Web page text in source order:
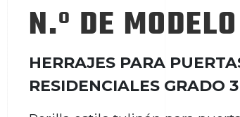
N.º DE MODELO
HERRAJES PARA
RESIDENCIALES GRADO 3